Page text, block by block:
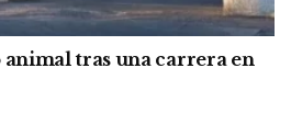
tras una carrera en